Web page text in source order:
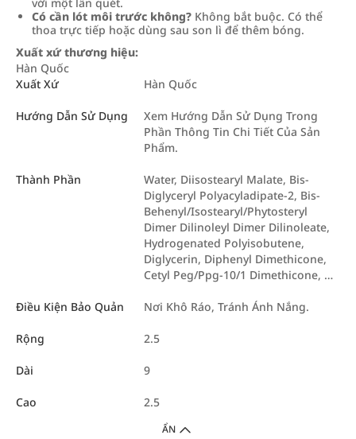
Có cần lót môi trước không? Không bắt buộc. Có thể
thoa trực tiếp hoặc dùng sau son lì để thêm bóng.
Xuất xứ thương hiệu:
Hàn Quốc
Xuất Xứ
Hàn Quốc
Hướng Dẫn Sử Dụng
Xem Hướng Dẫn Sử Dụng Trong
Phần Thông Tin Chi Tiết Của Sản
Phẩm.
Thành Phần
Water, Diisostearyl Malate, Bis-
Diglyceryl Polyacyladipate-2, Bis-
Behenyl/Isostearyl/Phytosteryl
Dimer Dilinoleyl Dimer Dilinoleate,
Hydrogenated Polyisobutene,
Diglycerin, Diphenyl Dimethicone,
Cetyl Peg/Ppg-10/1 Dimethicone, …
Điều Kiện Bảo Quản Nơi Khô Ráo, Tránh Ánh Nắng.
Rộng 2.5
Dài 9
Cao 2.5
ẨN